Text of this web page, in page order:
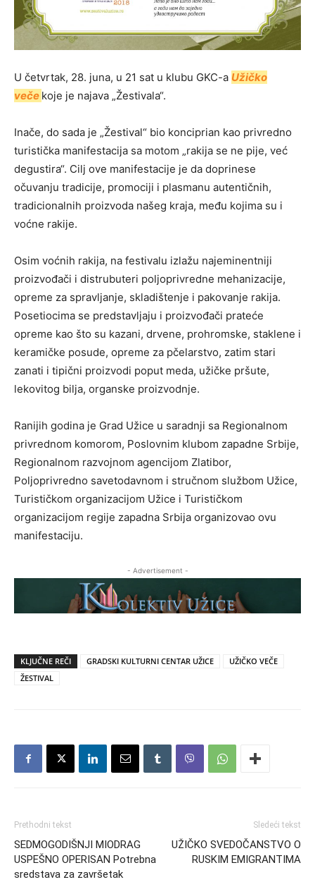
U četvrtak, 28. juna, u 21 sat u klubu GKC-a Užičko
veče koje je najava „Žestivala“.
Inače, do sada je „Žestival“ bio konciprian kao privredno
turistička manifestacija sa motom „rakija se ne pije, već
degustira“. Cilj ove manifestacije je da doprinese
očuvanju tradicije, promociji i plasmanu autentičnih,
tradicionalnih proizvoda našeg kraja, među kojima su i
voćne rakije.
Osim voćnih rakija, na festivalu izlažu najeminentniji
proizvođači i distrubuteri poljoprivredne mehanizacije,
opreme za spravljanje, skladištenje i pakovanje rakija.
Posetiocima se predstavljaju i proizvođači prateće
opreme kao što su kazani, drvene, prohromske, staklene i
keramičke posude, opreme za pčelarstvo, zatim stari
zanati i tipični proizvodi poput meda, užičke pršute,
lekovitog bilja, organske proizvodnje.
Ranijih godina je Grad Užice u saradnji sa Regionalnom
privrednom komorom, Poslovnim klubom zapadne Srbije,
Regionalnom razvojnom agencijom Zlatibor,
Poljoprivredno savetodavnom i stručnom službom Užice,
Turističkom organizacijom Užice i Turističkom
organizacijom regije zapadna Srbija organizovao ovu
manifestaciju.
- Advertisement -
KLJUČNE REČI GRADSKI KULTURNI CENTAR UŽICE
UŽIČKO VEČE
ŽESTIVAL
Prethodni tekst
SEDMOGODIŠNJI MIODRAG
USPEŠNO OPERISAN Potrebna
sredstava za završetak
Sledeći tekst
UŽIČKO SVEDOČANSTVO O
RUSKIM EMIGRANTIMA